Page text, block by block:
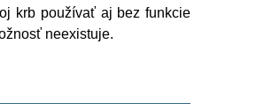
krb používať aj bez funkcie
neexistuje.